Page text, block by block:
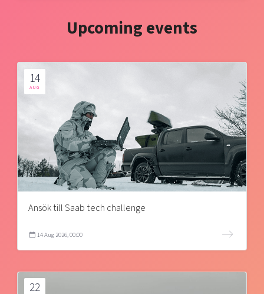
Upcoming events
14
AUG
Ansök till Saab tech challenge
14 Aug 2026, 00:00
22